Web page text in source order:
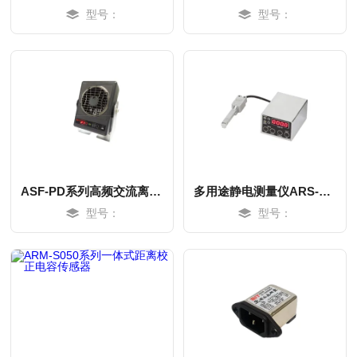
型号： 型号：
ASF-PD系列高频交流离子风机
型号：
多用途静电测量仪ARS-S005系列
型号：